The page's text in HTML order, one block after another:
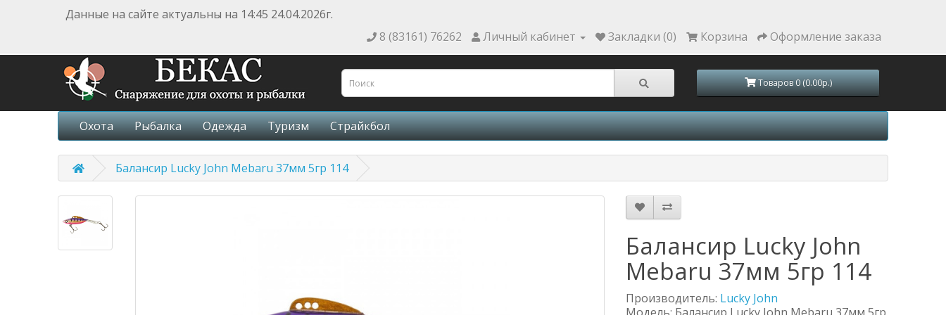
Данные на сайте актуальны на 14:45 24.04.2026г.
8 (83161) 76262
Личный кабинет Закладки (0) Корзина Оформление заказа
Товаров 0 (0.00р.)
Охота Рыбалка Одежда Туризм Страйкбол
Балансир Lucky John Mebaru 37мм 5гр 114
Балансир Lucky John
Mebaru 37мм 5гр 114
Производитель: Lucky John